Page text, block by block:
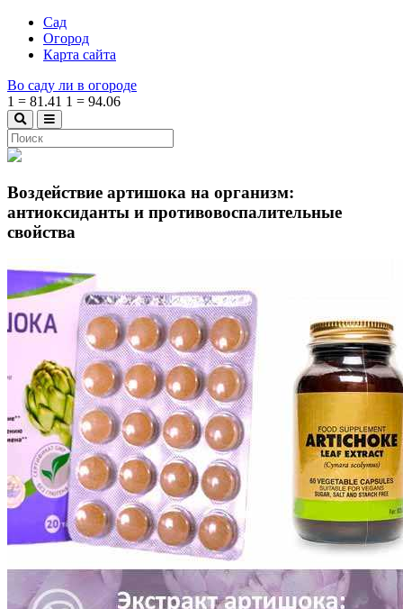
Сад
Огород
Карта сайта
Во саду ли в огороде
1 = 81.41 1 = 94.06
Воздействие артишока на организм:
антиоксиданты и противовоспалительные
свойства